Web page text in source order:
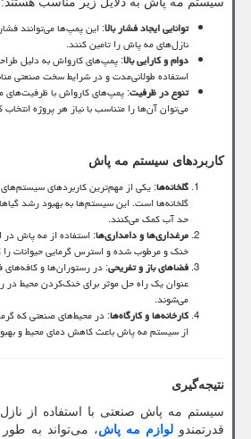
توانایی ایجاد فشار بالا: این پمپ‌ها می‌توانند
نازل‌های مه پاش را تامین کنند.
دوام و کارایی بالا: پمپ‌های کارواش به دلیل
استفاده طولانی‌مدت و در شرایط سخت صنعتی
تنوع در ظرفیت: پمپ‌های کارواش با ظرفیت‌های
می‌توان آن‌ها را متناسب با نیاز هر پروژه انتخاب
کاربردهای سیستم مه پاش
گلخانه‌ها: یکی از مهم‌ترین کاربردهای
گلخانه‌ها است. این سیستم‌ها به بهبود رشد
حد آب کمک می‌کنند.
مرغداری‌ها و دامداری‌ها: استفاده از مه پاش در
خنک و مرطوب شده و استرس گرمایی حیوانات
فضاهای باز و تفریحی: در رستوران‌ها و
عنوان یک راه حل موثر برای خنک‌کردن محیط در
می‌شوند.
کارخانه‌ها و کارگاه‌ها: در محیط‌های صنعتی که
از سیستم مه پاش باعث کاهش دمای محیط و
نتیجه‌گیری
سیستم مه پاش صنعتی با استفاده از
قدرتمندولوازم مه پاش، می‌تواند به